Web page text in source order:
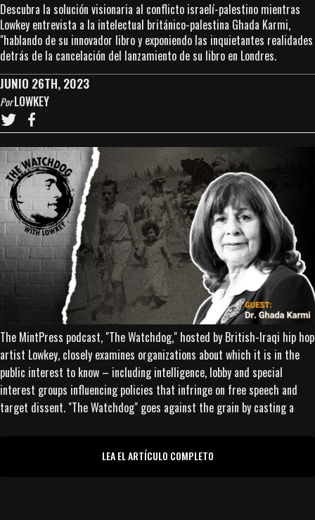
Descubra la solución visionaria al conflicto israelí-palestino mientras
Lowkey entrevista a la intelectual británico-palestina Ghada Karmi,
"hablando de su innovador libro y exponiendo las inquietantes realidades
detrás de la cancelación del lanzamiento de su libro en Londres.
JUNIO 26TH, 2023
PorLOWKEY
The MintPress podcast, "The Watchdog," hosted by British-Iraqi hip hop
artist Lowkey, closely examines organizations about which it is in the
public interest to know – including intelligence, lobby and special
interest groups influencing policies that infringe on free speech and
target dissent. "The Watchdog" goes against the grain by casting a
LEA EL ARTÍCULO COMPLETO